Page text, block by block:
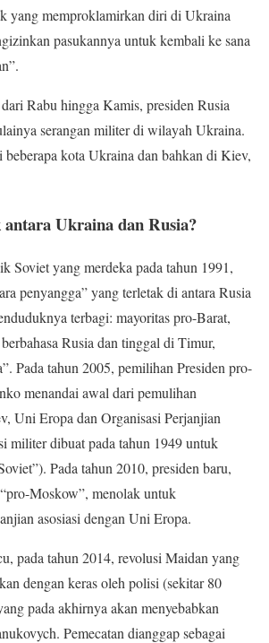
yang memproklamirkan diri di Ukraina
pasukannya untuk kembali ke sana
Rabu hingga Kamis, presiden Rusia
serangan militer di wilayah Ukraina.
beberapa kota Ukraina dan bahkan di Kiev,
Ukraina dan Rusia?
Soviet yang merdeka pada tahun 1991,
penyangga” yang terletak di antara Rusia
terbagi: mayoritas pro-Barat,
Rusia dan tinggal di Timur,
Pada tahun 2005, pemilihan Presiden pro-
menandai awal dari pemulihan
Uni Eropa dan Organisasi Perjanjian
militer dibuat pada tahun 1949 untuk
Pada tahun 2010, presiden baru,
Moskow”, menolak untuk
asosiasi dengan Uni Eropa.
pada tahun 2014, revolusi Maidan yang
dengan keras oleh polisi (sekitar 80
pada akhirnya akan menyebabkan
Pemecatan dianggap sebagai